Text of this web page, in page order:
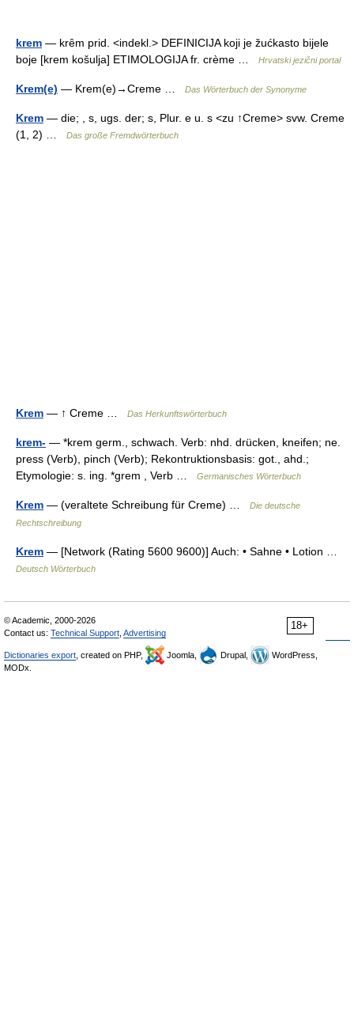
krem — krȇm prid. <indekl.> DEFINICIJA koji je žućkasto bijele
boje [krem košulja] ETIMOLOGIJA fr. crème …
Hrvatski jezični portal
Krem(e) — Krem(e)→Creme … Das Wörterbuch der Synonyme
Krem — die; , s, ugs. der; s, Plur. e u. s <zu ↑Creme> svw. Creme
(1, 2) …
Das große Fremdwörterbuch
Krem — ↑ Creme … Das Herkunftswörterbuch
krem- — *krem germ., schwach. Verb: nhd. drücken, kneifen; ne.
press (Verb), pinch (Verb); Rekontruktionsbasis: got., ahd.;
Etymologie: s. ing. *grem , Verb …
Germanisches Wörterbuch
Krem — (veraltete Schreibung für Creme) …
Die deutsche
Rechtschreibung
Krem — [Network (Rating 5600 9600)] Auch: • Sahne • Lotion …
Deutsch Wörterbuch
18+
© Academic, 2000-2026
Contact us: Technical Support Advertising
Dictionaries export , created on PHP, Joomla, Drupal,
WordPress,
MODx.